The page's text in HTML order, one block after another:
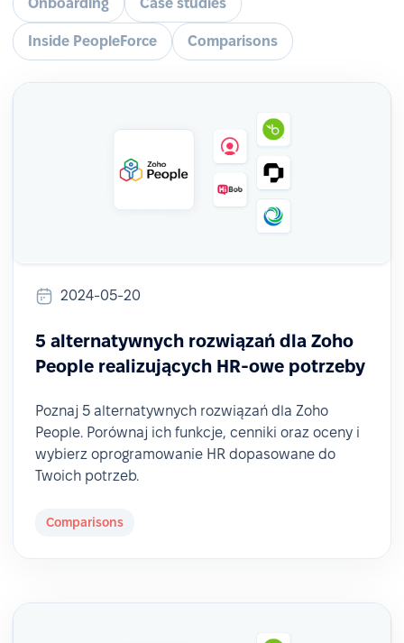
Onboarding Case studies
Inside PeopleForce Comparisons
2024-05-20
5 alternatywnych rozwiązań dla Zoho
People realizujących HR-owe potrzeby
Poznaj 5 alternatywnych rozwiązań dla Zoho
People. Porównaj ich funkcje, cenniki oraz oceny i
wybierz oprogramowanie HR dopasowane do
Twoich potrzeb.
Comparisons